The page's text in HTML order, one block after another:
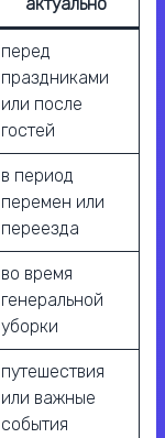
актуально
перед
праздниками
или после
гостей
в период
перемен или
переезда
во время
генеральной
уборки
путешествия
или важные
события